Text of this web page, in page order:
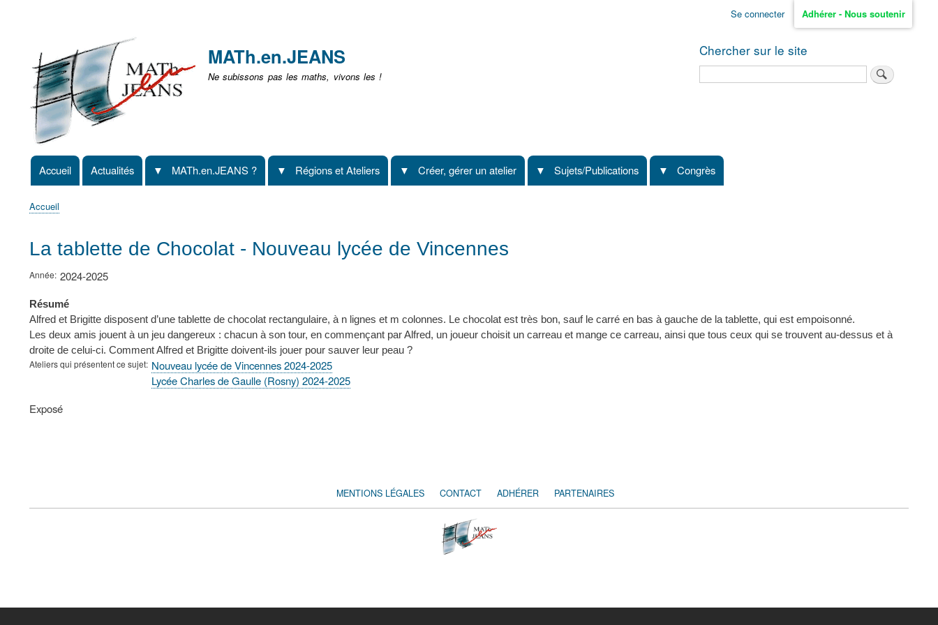
non
identifié
Se connecter Adhérer - Nous soutenir
MATh.en.JEANS
Ne subissons pas les maths, vivons les !
Chercher sur le site
Navigation
principale
Accueil Actualités MATh.en.JEANS ? Régions et Ateliers Créer, gérer un atelier Sujets/Publications Congrès
d'Ariane
Accueil
La tablette de Chocolat - Nouveau lycée de Vincennes
Année 2024-2025
Résumé
Alfred et Brigitte disposent d’une tablette de chocolat rectangulaire, à n lignes et m colonnes. Le chocolat est très bon, sauf le carré en bas à gauche de la tablette, qui est empoisonné.
Les deux amis jouent à un jeu dangereux : chacun à son tour, en commençant par Alfred, un joueur choisit un carreau et mange ce carreau, ainsi que tous ceux qui se trouvent au-dessus et à
droite de celui-ci. Comment Alfred et Brigitte doivent-ils jouer pour sauver leur peau ?
Ateliers qui présentent ce sujet Nouveau lycée de Vincennes 2024-2025
Lycée Charles de Gaulle (Rosny) 2024-2025
Type
Exposé
FOOTER
MENTIONS LÉGALES CONTACT ADHÉRER PARTENAIRES